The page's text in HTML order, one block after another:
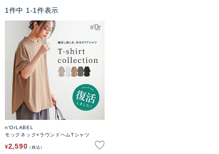
1 件中 1 -1 件表示
n'OrLABEL
モックネック×ラウンドヘムTシャツ
¥2,590 税込